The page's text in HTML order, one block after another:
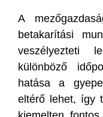
A
betakarítási
veszélyezteti
különböző
hatása a
eltérő lehet, így